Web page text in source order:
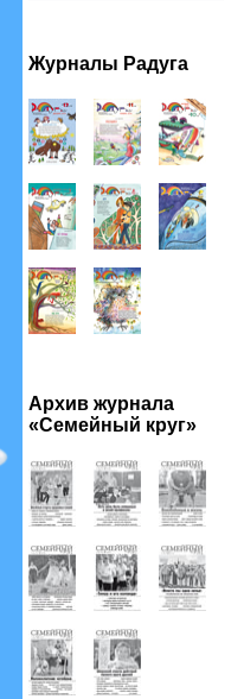
Журналы Радуга
Архив журнала
«Семейный круг»